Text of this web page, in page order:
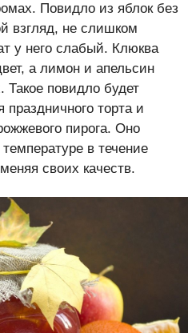
Повидло из яблок без
взгляд, не слишком
у него слабый. Клюква
а лимон и апельсин
Такое повидло будет
торта и
пирога. Оно
в течение
своих качеств.